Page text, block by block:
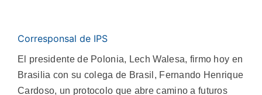
Corresponsal de IPS
El presidente de Polonia, Lech Walesa, firmo hoy en
Brasilia con su colega de Brasil, Fernando Henrique
Cardoso, un protocolo que abre camino a futuros